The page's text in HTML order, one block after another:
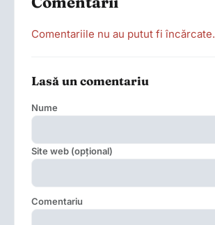
Comentariile nu au putut fi încărcate.
Lasă un comentariu
Nume
Site web (opțional)
Comentariu